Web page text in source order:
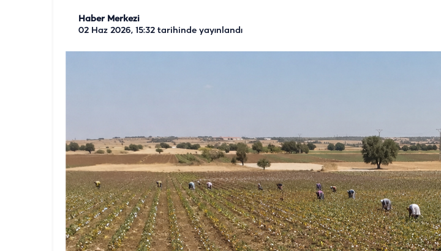
Haber Merkezi
02 Haz 2026, 15:32 tarihinde yayınlandı